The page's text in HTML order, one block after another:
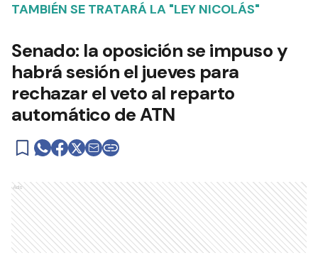
TAMBIÉN SE TRATARÁ LA "LEY NICOLÁS"
Senado: la oposición se impuso y
habrá sesión el jueves para
rechazar el veto al reparto
automático de ATN
Ads